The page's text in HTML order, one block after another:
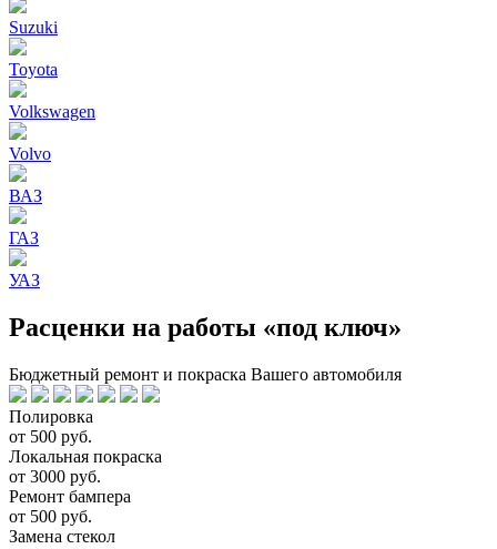
Suzuki
Toyota
Volkswagen
Volvo
ВАЗ
ГАЗ
УАЗ
Расценки на работы «под ключ»
Бюджетный ремонт и покраска Вашего автомобиля
Полировка
от 500 руб.
Локальная покраска
от 3000 руб.
Ремонт бампера
от 500 руб.
Замена стекол